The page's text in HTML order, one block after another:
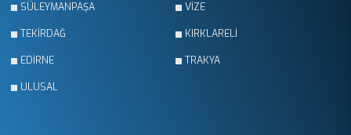
SÜLEYMANPAŞA VİZE
TEKİRDAĞ KIRKLARELİ
EDİRNE TRAKYA
ULUSAL